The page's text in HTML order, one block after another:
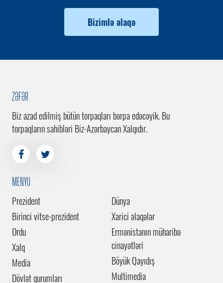
Bizimlə əlaqə
ZƏFƏR
Biz azad edilmiş bütün torpaqları bərpa edəcəyik. Bu
torpaqların sahibləri Biz-Azərbaycan Xalqıdır.
MENYU
Prezident
Birinci vitse-prezident
Ordu
Xalq
Media
Dövlət qurumları
Dünya
Xarici əlaqələr
Ermənistanın müharibə
cinayətləri
Böyük Qayıdış
Multimedia